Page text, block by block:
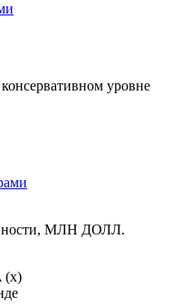
уровне
МЛН ДОЛЛ.
(x)